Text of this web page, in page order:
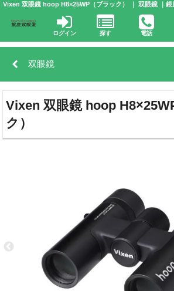
双眼鏡
Vixen 双眼鏡 hoop
ク）
ログイン 探す 電話